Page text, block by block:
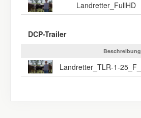
Landretter_FullHD
DCP-Trailer
Beschreibung